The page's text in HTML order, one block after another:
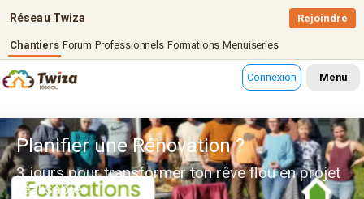
Réseau Twiza
Chantiers Forum Professionnels Formations Menuiseries
Rejoindre
Connexion Menu
Planifier une Rénovation ?
3 jours pour transformer ton rêve flou en projet
réalisable